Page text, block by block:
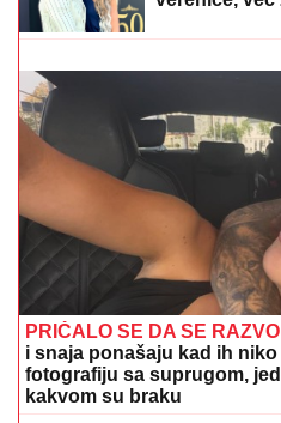
Voditeljki RTS-a TELO
u bikini i pokazala RASNE
popustile kočnice, slike sa
(FOTO)
LATICE PO
pokazao
verenice, već
jedan detalj